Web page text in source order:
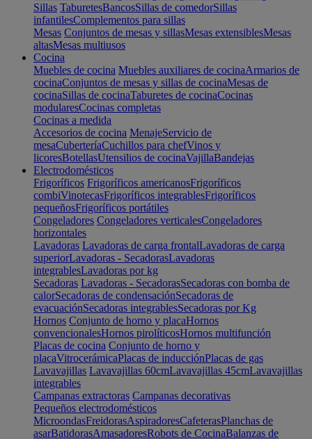
Sillas TaburetesBancosSillas de comedorSillas
infantilesComplementos para sillas
Mesas Conjuntos de mesas y sillasMesas extensiblesMesas
altasMesas multiusos
Cocina
Muebles de cocina Muebles auxiliares de cocinaArmarios de
cocinaConjuntos de mesas y sillas de cocinaMesas de
cocinaSillas de cocinaTaburetes de cocinaCocinas
modularesCocinas completas
Cocinas a medida
Accesorios de cocina MenajeServicio de
mesaCuberteríaCuchillos para chefVinos y
licoresBotellasUtensilios de cocinaVajillaBandejas
Electrodomésticos
Frigoríficos Frigoríficos americanosFrigoríficos
combiVinotecasFrigoríficos integrablesFrigoríficos
pequeñosFrigoríficos portátiles
Congeladores Congeladores verticalesCongeladores
horizontales
Lavadoras Lavadoras de carga frontalLavadoras de carga
superiorLavadoras - SecadorasLavadoras
integrablesLavadoras por kg
Secadoras Lavadoras - SecadorasSecadoras con bomba de
calorSecadoras de condensaciónSecadoras de
evacuaciónSecadoras integrablesSecadoras por Kg
Hornos Conjunto de horno y placaHornos
convencionalesHornos pirolíticosHornos multifunción
Placas de cocina Conjunto de horno y
placaVitrocerámicaPlacas de inducciónPlacas de gas
Lavavajillas Lavavajillas 60cmLavavajillas 45cmLavavajillas
integrables
Campanas extractoras Campanas decorativas
Pequeños electrodomésticos
MicroondasFreidorasAspiradoresCafeterasPlanchas de
asarBatidorasAmasadoresRobots de CocinaBalanzas de